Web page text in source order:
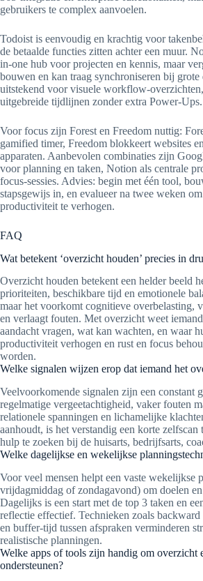
gebruikers te complex aanvoelen.
Todoist is eenvoudig en krachtig voor
de betaalde functies zitten achter een muur.
in-one hub voor projecten en kennis, maar
bouwen en kan traag synchroniseren bij
uitstekend voor visuele workflow-
uitgebreide tijdlijnen zonder extra Power-Ups.
Voor focus zijn Forest en Freedom nuttig:
gamified timer, Freedom blokkeert websites
apparaten. Aanbevolen combinaties zijn
voor planning en taken, Notion als centrale
focus-sessies. Advies: begin met één tool,
stapsgewijs in, en evalueer na twee weken
productiviteit te verhogen.
FAQ
Wat betekent ‘overzicht houden’ precies in
Overzicht houden betekent een helder beeld
prioriteiten, beschikbare tijd en emotionele
maar het voorkomt cognitieve overbelasting,
en verlaagt fouten. Met overzicht weet
aandacht vragen, wat kan wachten, en waar
productiviteit verhogen en rust en focus
worden.
Welke signalen wijzen erop dat iemand het
Veelvoorkomende signalen zijn een constant
regelmatige vergeetachtigheid, vaker fouten
relationele spanningen en lichamelijke
aanhoudt, is het verstandig een korte zelfscan
hulp te zoeken bij de huisarts, bedrijfsarts,
Welke dagelijkse en wekelijkse
Voor veel mensen helpt een vaste wekelijkse
vrijdagmiddag of zondagavond) om doelen
Dagelijks is een start met de top 3 taken en
reflectie effectief. Technieken zoals
en buffer-tijd tussen afspraken verminderen
realistische planningen.
Welke apps of tools zijn handig om overzicht
ondersteunen?